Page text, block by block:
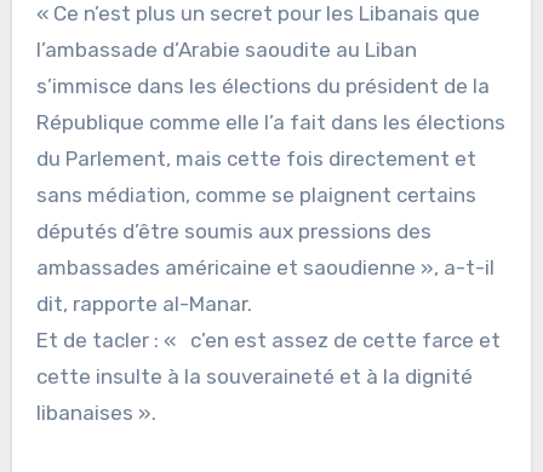
« Ce n’est plus un secret pour les Libanais que
l’ambassade d’Arabie saoudite au Liban
s’immisce dans les élections du président de la
République comme elle l’a fait dans les élections
du Parlement, mais cette fois directement et
sans médiation, comme se plaignent certains
députés d’être soumis aux pressions des
ambassades américaine et saoudienne », a-t-il
dit, rapporte al-Manar.
Et de tacler : « c’en est assez de cette farce et
cette insulte à la souveraineté et à la dignité
libanaises ».